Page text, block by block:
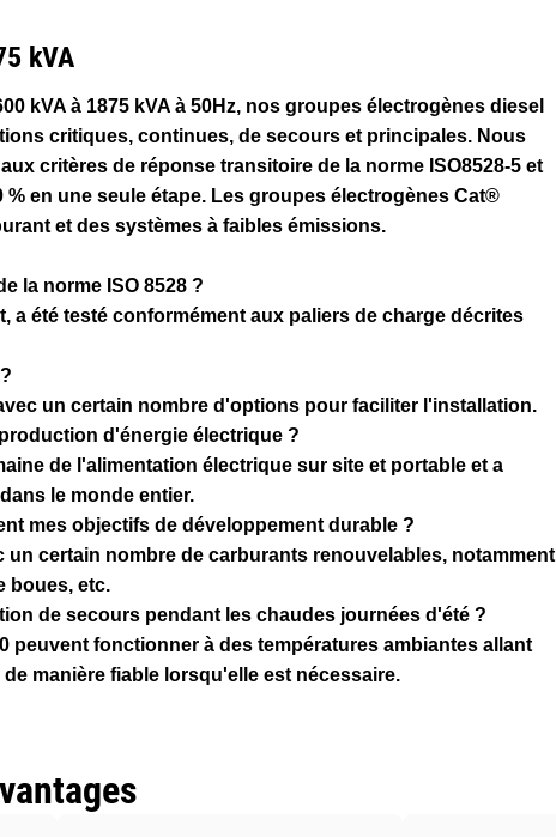
kVA
kVA à 1875 kVA à 50Hz, nos groupes électrogènes diesel
critiques, continues, de secours et principales. Nous
critères de réponse transitoire de la norme ISO8528-5 et
en une seule étape. Les groupes électrogènes Cat®
et des systèmes à faibles émissions.
la norme ISO 8528 ?
a été testé conformément aux paliers de charge décrites
un certain nombre d'options pour faciliter l'installation.
d'énergie électrique ?
de l'alimentation électrique sur site et portable et a
le monde entier.
mes objectifs de développement durable ?
certain nombre de carburants renouvelables, notamment
boues, etc.
de secours pendant les chaudes journées d'été ?
peuvent fonctionner à des températures ambiantes allant
manière fiable lorsqu'elle est nécessaire.